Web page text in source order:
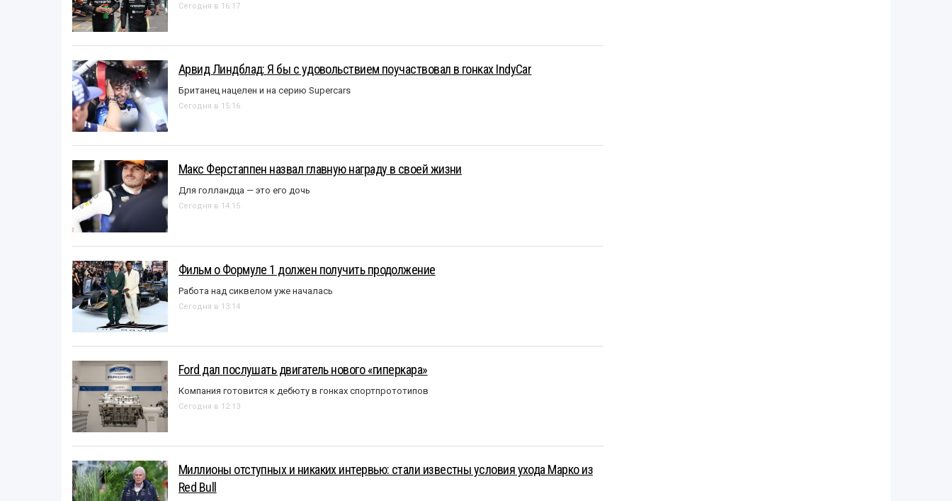
Сегодня в 16:17
Арвид Линдблад: Я бы с удовольствием поучаствовал в гонках IndyCar
Британец нацелен и на серию Supercars
Сегодня в 15:16
Макс Ферстаппен назвал главную награду в своей жизни
Для голландца — это его дочь
Сегодня в 14:15
Фильм о Формуле 1 должен получить продолжение
Работа над сиквелом уже началась
Сегодня в 13:14
Ford дал послушать двигатель нового «гиперкара»
Компания готовится к дебюту в гонках спортпрототипов
Сегодня в 12:13
Миллионы отступных и никаких интервью: стали известны условия ухода Марко из
Red Bull